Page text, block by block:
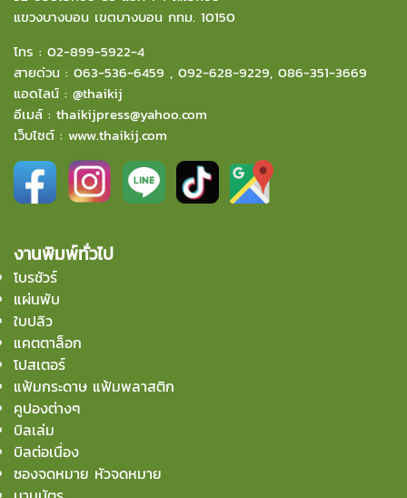
แขวงบางบอน เขตบางบอน กทม. 10150
โทร : 02-899-5922-4
สายด่วน : 063-536-6459 , 092-628-9229, 086-351-3669
แอดไลน์ : @thaikij
อีเมล์ : thaikijpress@yahoo.com
เว็บไซต์ : www.thaikij.com
งานพิมพ์ทั่วไป
โบรชัวร์
แผ่นพับ
ใบปลิว
แคตตาล็อก
โปสเตอร์
แฟ้มกระดาษ แฟ้มพลาสติก
คูปองต่างๆ
บิลเล่ม
บิลต่อเนื่อง
ซองจดหมาย หัวจดหมาย